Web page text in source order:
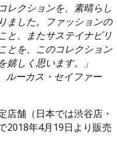
レクションを、素晴らし
ました。ファッションの
と、またサステイナビリ
とを、このコレクション
嬉しく思います。」
ルーカス・セイファー
店舗（日本では渋谷店・
2018年4月19日より販売